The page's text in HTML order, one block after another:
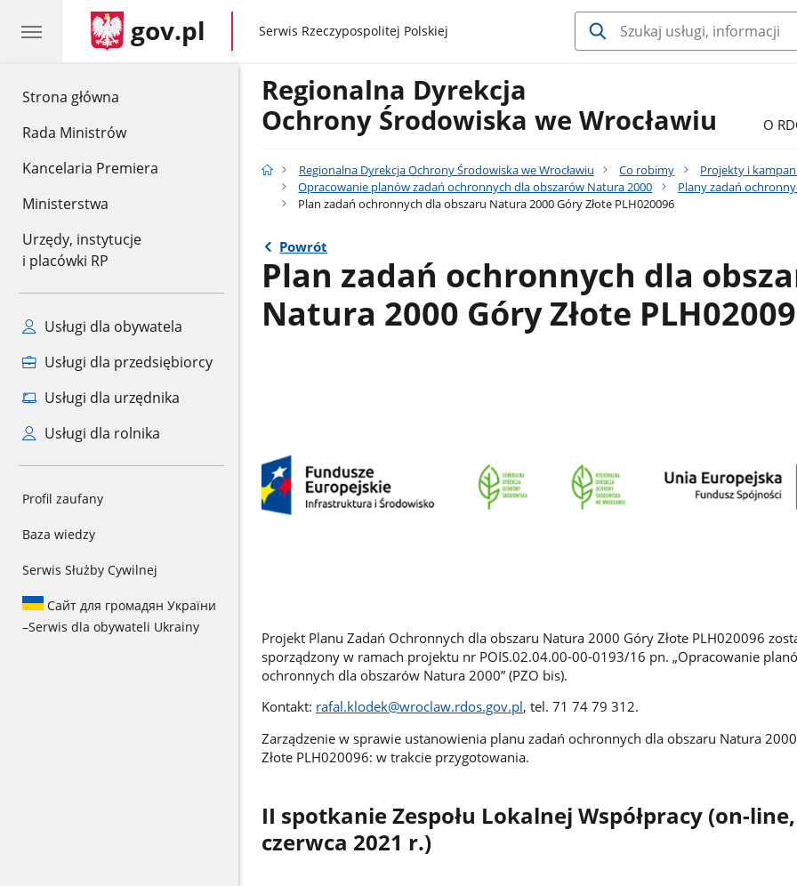
Strona główna
Rada Ministrów
Kancelaria Premiera
Ministerstwa
Urzędy, instytucje
i placówki RP
Usługi dla obywatela
Usługi dla przedsiębiorcy
Usługi dla urzędnika
Usługi dla rolnika
Profil zaufany
Baza wiedzy
Serwis Służby Cywilnej
Сайт для громадян України
–Serwis dla obywateli Ukrainy
gov.pl gov.pl
Serwis Rzeczypospolitej Polskiej
Regionalna Dyrekcja
Ochrony Środowiska we Wrocławiu
O
Regionalna Dyrekcja Ochrony Środowiska we Wrocławiu Co robimy
Projekty i
Opracowanie planów zadań ochronnych dla obszarów Natura 2000
Plany zadań
Plan zadań ochronnych dla obszaru Natura 2000 Góry Złote PLH020096
Powrót
Plan zadań ochronnych dla
Natura 2000 Góry Złote
Projekt Planu Zadań Ochronnych dla obszaru Natura 2000 Góry Złote PLH020096
sporządzony w ramach projektu nr POIS.02.04.00-00-0193/16 pn. „Opracowanie
ochronnych dla obszarów Natura 2000” (PZO bis).
Kontakt: rafal.klodek@wroclaw.rdos.gov.pl, tel. 71 74 79 312.
Zarządzenie w sprawie ustanowienia planu zadań ochronnych dla obszaru Natura
Złote PLH020096: w trakcie przygotowania.
II spotkanie Zespołu Lokalnej Współpracy (on-
czerwca 2021 r.)